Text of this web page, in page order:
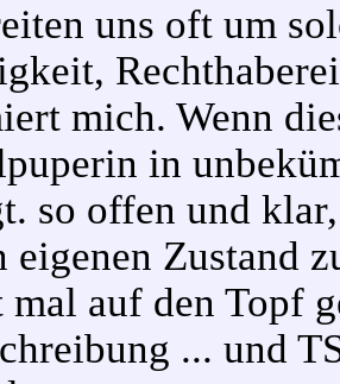
uns oft um
mich. Wenn
in
so offen und
eigenen Zustand
mal auf den Topf
... und